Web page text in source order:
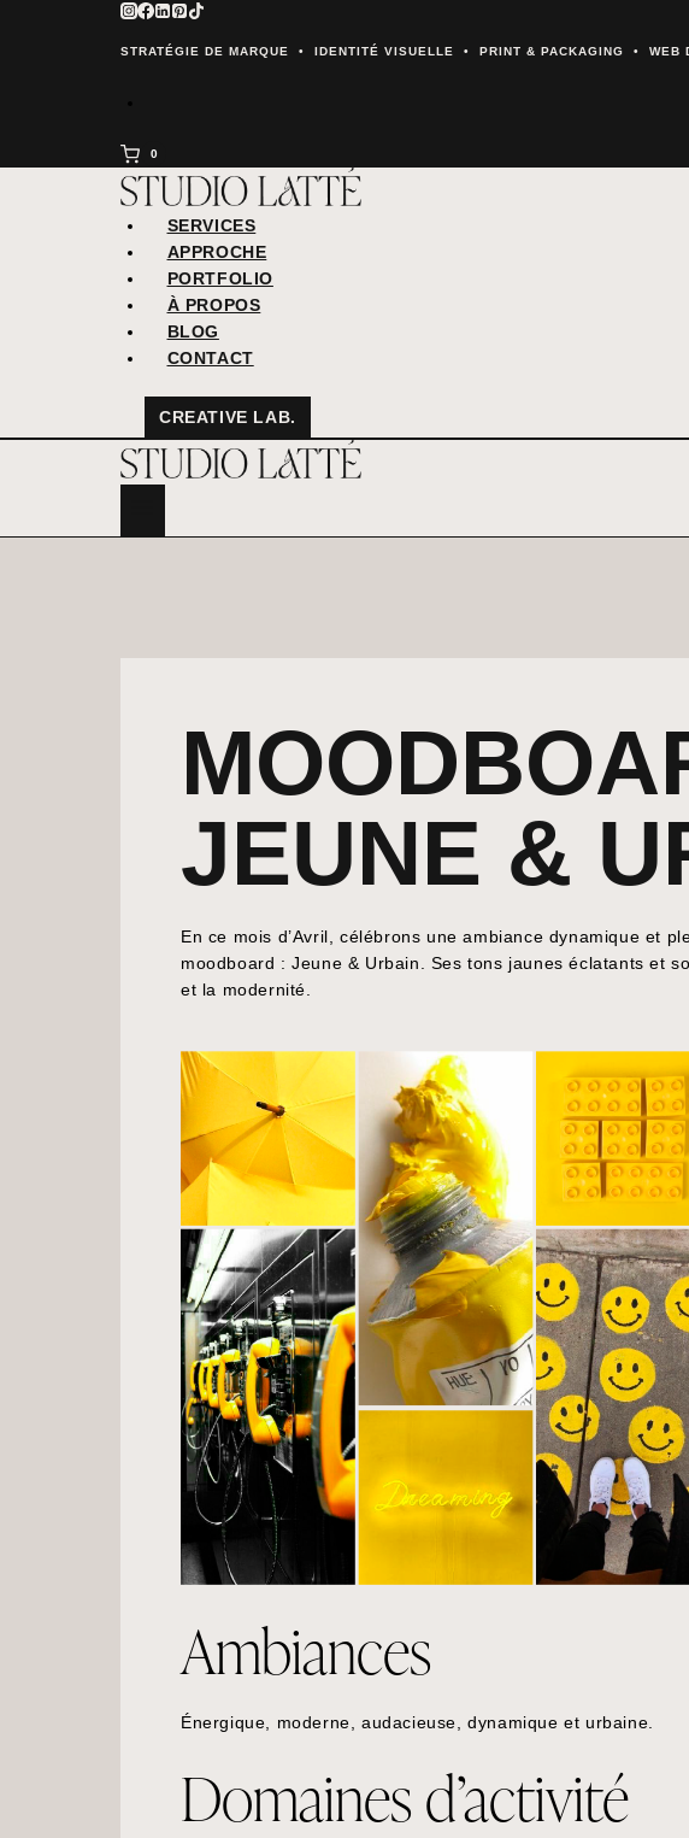
STRATÉGIE DE MARQUE • IDENTITÉ VISUELLE • PRINT & PACKAGING • WEB
0
SERVICES
APPROCHE
PORTFOLIO
À PROPOS
BLOG
CONTACT
CREATIVE LAB.
JEUNE &
En ce mois d’Avril, célébrons une ambiance dynamique et
moodboard : Jeune & Urbain. Ses tons jaunes éclatants et
et la modernité.
Ambiances
Énergique, moderne, audacieuse, dynamique et urbaine.
Domaines d’activité